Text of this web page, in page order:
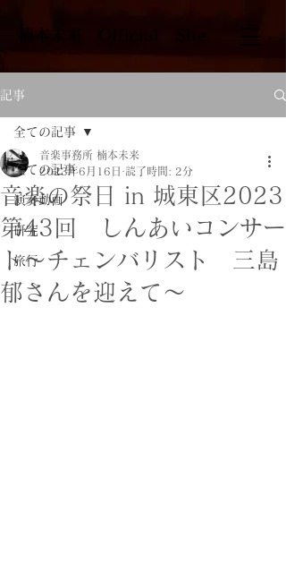
​楠本未来 Official Site
記事
全ての記事
演奏動画
研究
旅行
全ての記事
音楽の祭日 in 城東区2023
第43回 しんあいコンサー
ト〜チェンバリスト 三島
郁さんを迎えて〜
音楽事務所 楠本未来
2023年6月16日
読了時間: 2分